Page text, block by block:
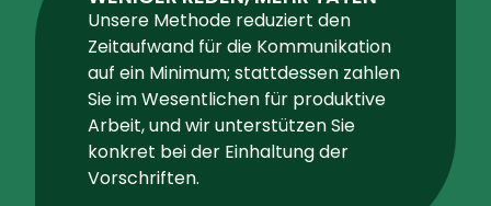
UNSERE TOOLS INFORMIEREN SIE
IN ECHTZEIT
Erhalten Sie Zugang zu unserer KI-
gestützten digitalen Plattform, die
Sie dabei unterstützt, Ihre
Zertifizierung schnell zu erwerben!
Sie wissen genau, wo Sie in Ihrem
Prozess stehen.